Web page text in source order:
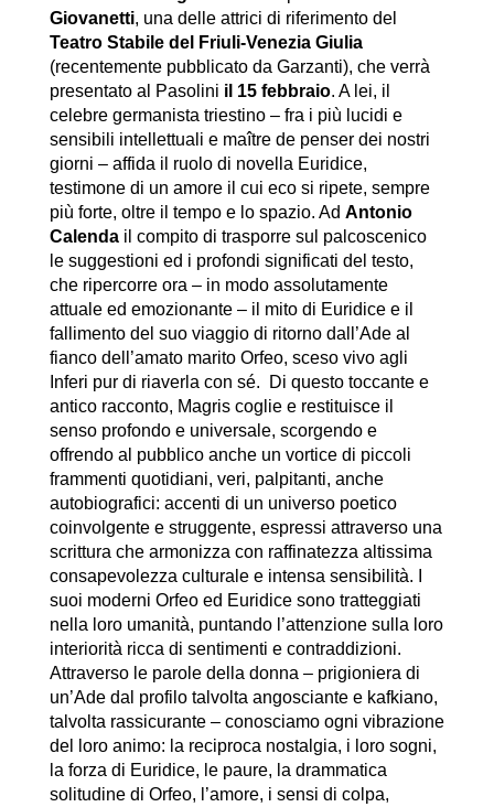
Giovanetti, una delle attrici di riferimento del
Teatro Stabile del Friuli-Venezia Giulia
(recentemente pubblicato da Garzanti), che verrà
presentato al Pasolini il 15 febbraio. A lei, il
celebre germanista triestino – fra i più lucidi e
sensibili intellettuali e maître de penser dei nostri
giorni – affida il ruolo di novella Euridice,
testimone di un amore il cui eco si ripete, sempre
più forte, oltre il tempo e lo spazio. Ad Antonio
Calendail compito di trasporre sul palcoscenico
le suggestioni ed i profondi significati del testo,
che ripercorre ora – in modo assolutamente
attuale ed emozionante – il mito di Euridice e il
fallimento del suo viaggio di ritorno dall’Ade al
fianco dell’amato marito Orfeo, sceso vivo agli
Inferi pur di riaverla con sé. Di questo toccante e
antico racconto, Magris coglie e restituisce il
senso profondo e universale, scorgendo e
offrendo al pubblico anche un vortice di piccoli
frammenti quotidiani, veri, palpitanti, anche
autobiografici: accenti di un universo poetico
coinvolgente e struggente, espressi attraverso una
scrittura che armonizza con raffinatezza altissima
consapevolezza culturale e intensa sensibilità. I
suoi moderni Orfeo ed Euridice sono tratteggiati
nella loro umanità, puntando l’attenzione sulla loro
interiorità ricca di sentimenti e contraddizioni.
Attraverso le parole della donna – prigioniera di
un’Ade dal profilo talvolta angosciante e kafkiano,
talvolta rassicurante – conosciamo ogni vibrazione
del loro animo: la reciproca nostalgia, i loro sogni,
la forza di Euridice, le paure, la drammatica
solitudine di Orfeo, l’amore, i sensi di colpa,